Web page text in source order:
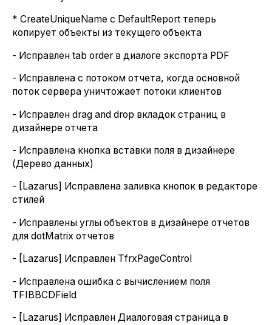
* CreateUniqueName с DefaultReport теперь
копирует объекты из текущего объекта
- Исправлен tab order в диалоге экспорта PDF
- Исправлена с потоком отчета, когда основной
поток сервера уничтожает потоки клиентов
- Исправлен drag and drop вкладок страниц в
дизайнере отчета
- Исправлена кнопка вставки поля в дизайнере
(Дерево данных)
- [Lazarus] Исправлена заливка кнопок в редакторе
стилей
- Исправлены углы объектов в дизайнере отчетов
для dotMatrix отчетов
- [Lazarus] Исправлен TfrxPageControl
- Исправлена ошибка с вычислением поля
TFIBBCDField
- [Lazarus] Исправлен Диалоговая страница в